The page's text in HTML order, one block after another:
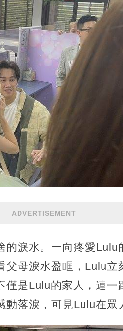
ADVERTISEMENT
淚水。一向疼愛Lulu
母淚水盈眶，Lulu立
僅是Lulu的家人，連一
落淚，可見Lulu在眾